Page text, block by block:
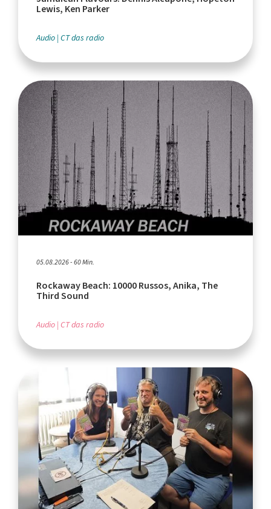
Lewis, Ken Parker
Audio CT das radio
05.08.2026 - 60 Min.
Rockaway Beach: 10000 Russos, Anika, The
Third Sound
Audio CT das radio